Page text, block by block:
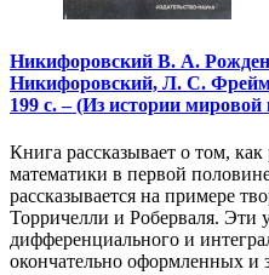
Никифоровский В. А.
Никифоровский, Л. С.
199 с. – (Из истории
Книга рассказывает о том,
математики в первой
рассказывается на примере
Торричелли и Роберваля. Эти
дифференциального и
окончательно оформленных и